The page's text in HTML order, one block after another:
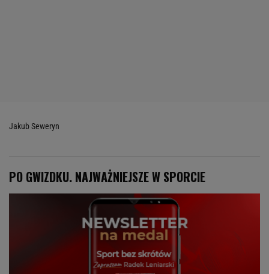
Jakub Seweryn